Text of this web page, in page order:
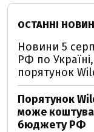
ОСТАННІ
Новини 5
РФ по
порятунок
Порятунок
може
бюджету РФ